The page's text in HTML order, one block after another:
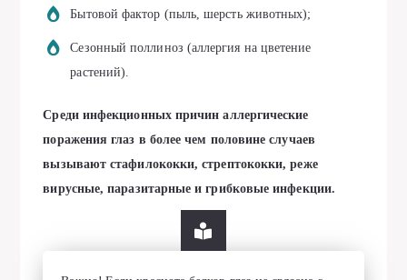
Бытовой фактор (пыль, шерсть животных);
Сезонный поллиноз (аллергия на цветение
растений).
Среди инфекционных причин аллергические
поражения глаз в более чем половине случаев
вызывают стафилококки, стрептококки, реже
вирусные, паразитарные и грибковые инфекции.